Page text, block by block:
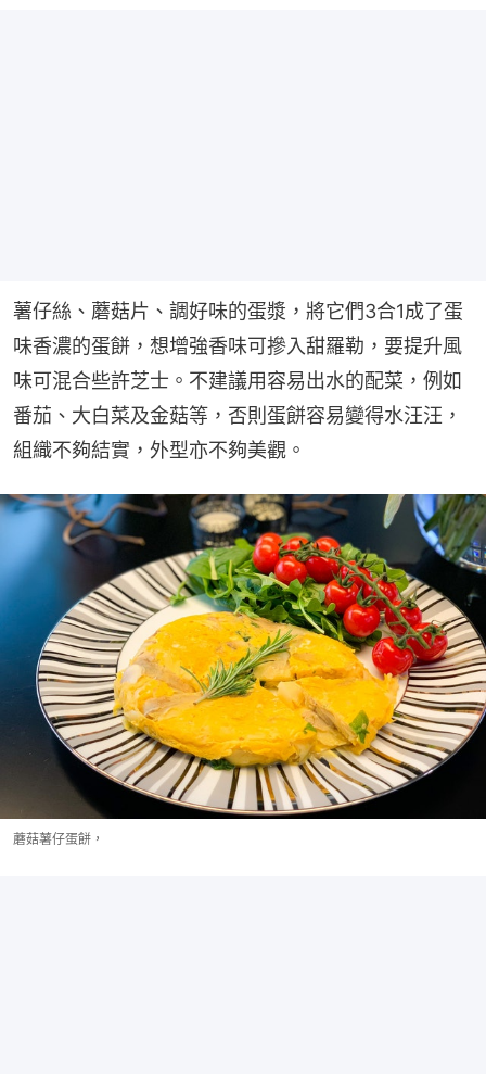
薯仔絲、蘑菇片、調好味的蛋漿，將它們3合1成了蛋
味香濃的蛋餅，想增強香味可摻入甜羅勒，要提升風
味可混合些許芝士。不建議用容易出水的配菜，例如
番茄、大白菜及金菇等，否則蛋餅容易變得水汪汪，
組織不夠結實，外型亦不夠美觀。
蘑菇薯仔蛋餅，